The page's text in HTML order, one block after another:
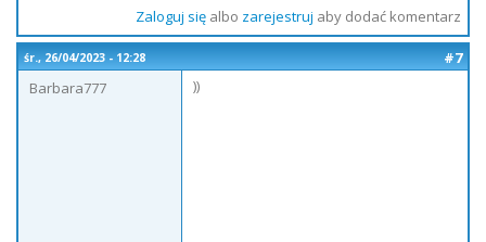
Zaloguj sięalbo zarejestruj aby dodać komentarz
śr., 26/04/2023 - 12:28
#7
Barbara777
))